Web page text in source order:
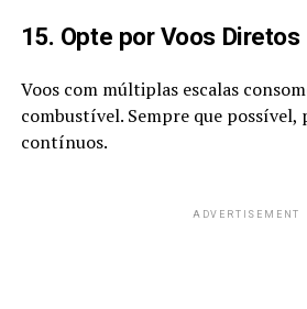
15. Opte por Voos Diretos
Voos com múltiplas escalas
combustível. Sempre que
contínuos.
ADVERTISEMENT